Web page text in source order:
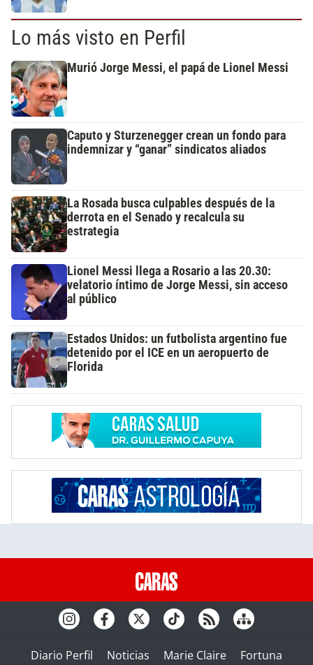
Lo más visto en Perfil
Murió Jorge Messi, el papá de Lionel Messi
Caputo y Sturzenegger crean un fondo para
indemnizar y “ganar” sindicatos aliados
La Rosada busca culpables después de la
derrota en el Senado y recalcula su
estrategia
Lionel Messi llega a Rosario a las 20.30:
velatorio íntimo de Jorge Messi, sin acceso
al público
Estados Unidos: un futbolista argentino fue
detenido por el ICE en un aeropuerto de
Florida
Diario Perfil Noticias Marie Claire Fortuna